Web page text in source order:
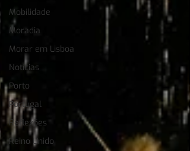
Mobilidade
Moradia
Morar em Lisboa
Notícias
Porto
Portugal
Reflexões
Reino Unido